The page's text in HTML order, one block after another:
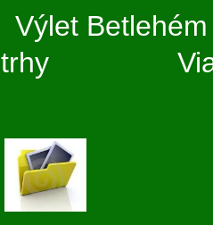
Výlet
trhy